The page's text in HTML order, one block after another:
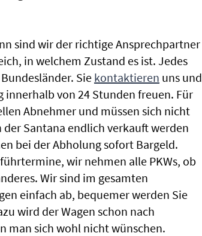
sind wir der richtige Ansprechpartner
in welchem Zustand es ist. Jedes
Siekontaktieren uns und
innerhalb von 24 Stunden freuen. Für
Abnehmer und müssen sich nicht
Santana endlich verkauft werden
bei der Abholung sofort Bargeld.
wir nehmen alle PKWs, ob
Wir sind im gesamten
einfach ab, bequemer werden Sie
wird der Wagen schon nach
man sich wohl nicht wünschen.